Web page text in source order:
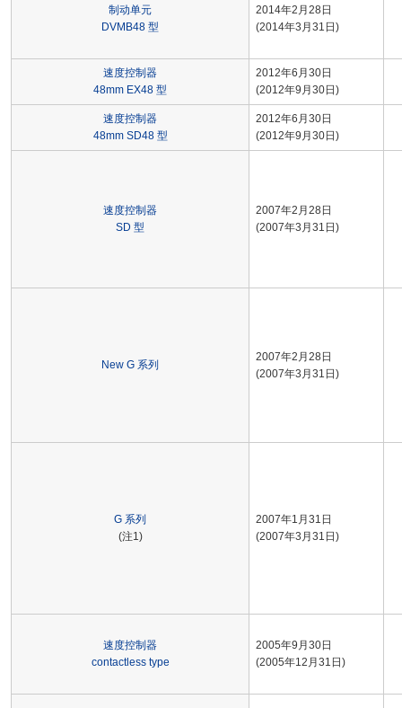
制动单元
DVMB48 型
2014年2月28日
(2014年3月31日)
速度控制器
48mm EX48 型
2012年6月30日
(2012年9月30日)
速度控制器
48mm SD48 型
2012年6月30日
(2012年9月30日)
速度控制器
SD 型
2007年2月28日
(2007年3月31日)
New G 系列
2007年2月28日
(2007年3月31日)
G 系列
(注1)
2007年1月31日
(2007年3月31日)
速度控制器
contactless type
2005年9月30日
(2005年12月31日)